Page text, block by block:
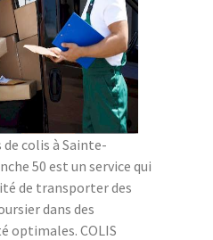
colis à Sainte-
50 est un service qui
de transporter des
dans des
optimales. COLIS